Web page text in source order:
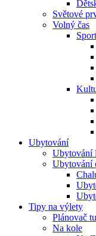
Světové
Volný čas
Sport
Ubytování
Ubytování
Ubytování
Tipy na výlety
Plánovač
Na kole